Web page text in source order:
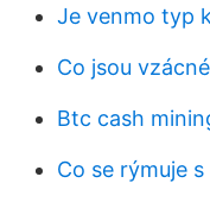
Je venmo typ
Co jsou
Btc cash
Co se rýmuje